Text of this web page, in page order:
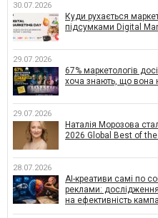
30.07.2026
Куди рухається
підсумками Digital
29.07.2026
67% маркетологів
хоча знають, що вона
29.07.2026
Наталія Морозова
2026 Global Best of
28.07.2026
AI-креативи самі по
реклами:
на ефективність